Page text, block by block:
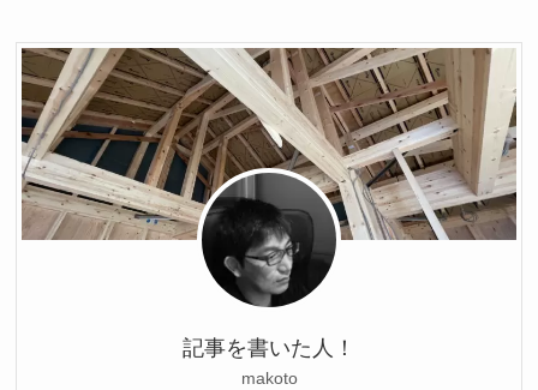
記事を書いた人！
makoto